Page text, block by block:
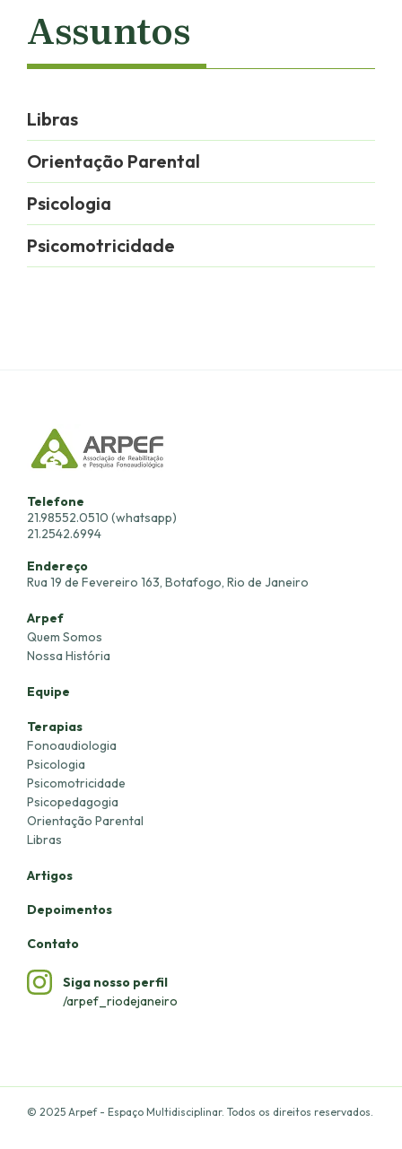
Assuntos
Libras
Orientação Parental
Psicologia
Psicomotricidade
Telefone
21.98552.0510 (whatsapp)
21.2542.6994
Endereço
Rua 19 de Fevereiro 163, Botafogo, Rio de Janeiro
Arpef
Quem Somos
Nossa História
Equipe
Terapias
Fonoaudiologia
Psicologia
Psicomotricidade
Psicopedagogia
Orientação Parental
Libras
Artigos
Depoimentos
Contato
Siga nosso perfil
/arpef_riodejaneiro
© 2025 Arpef - Espaço Multidisciplinar. Todos os direitos reservados.